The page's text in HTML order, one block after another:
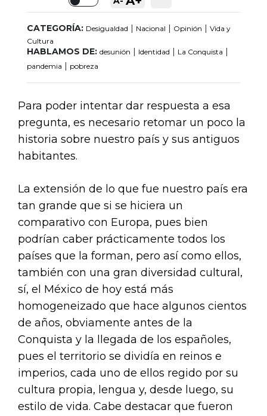
Toggle
CATEGORÍA: Desigualdad | Nacional | Opinión | Vida y
Cultura
HABLAMOS DE: desunión | Identidad | La Conquista |
pandemia | pobreza
Para poder intentar dar respuesta a esa
pregunta, es necesario retomar un poco la
historia sobre nuestro país y sus antiguos
habitantes.
La extensión de lo que fue nuestro país era
tan grande que si se hiciera un
comparativo con Europa, pues bien
podrían caber prácticamente todos los
países que la forman, pero así como ellos,
también con una gran diversidad cultural,
sí, el México de hoy está más
homogeneizado que hace algunos cientos
de años, obviamente antes de la
Conquista y la llegada de los españoles,
pues el territorio se dividía en reinos e
imperios, cada uno de ellos regido por su
cultura propia, lengua y, desde luego, su
estilo de vida. Cabe destacar que fueron